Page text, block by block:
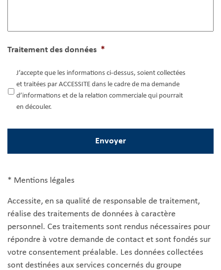
Traitement des données *
J’accepte que les informations ci-dessus, soient collectées
et traitées par ACCESSITE dans le cadre de ma demande
d’informations et de la relation commerciale qui pourrait
en découler.
* Mentions légales
Accessite, en sa qualité de responsable de traitement,
réalise des traitements de données à caractère
personnel. Ces traitements sont rendus nécessaires pour
répondre à votre demande de contact et sont fondés sur
votre consentement préalable. Les données collectées
sont destinées aux services concernés du groupe